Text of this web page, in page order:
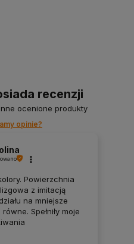
recenzji
ocenione produkty
opinie?
Powierzchnia
z imitacją
na mniejsze
Spełniły moje